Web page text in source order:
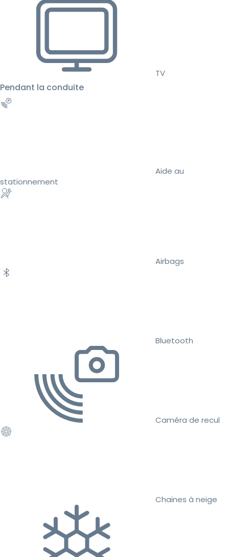
TV
Pendant la conduite
Aide au
stationnement
Airbags
Bluetooth
Caméra de recul
Chaines à neige